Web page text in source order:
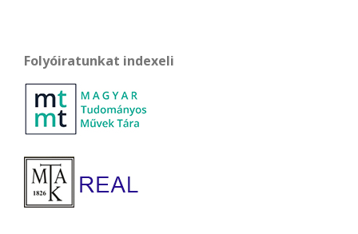
Folyóiratunkat indexeli